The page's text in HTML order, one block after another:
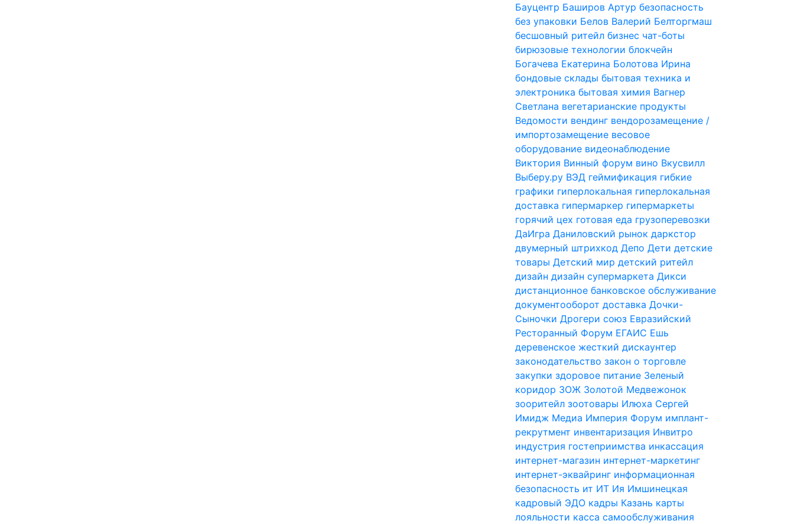
Бауцентр Баширов Артур безопасность
без упаковки Белов Валерий Белторгмаш
бесшовный ритейл бизнес чат-боты
бирюзовые технологии блокчейн
Богачева Екатерина Болотова Ирина
бондовые склады бытовая техника и
электроника бытовая химия Вагнер
Светлана вегетарианские продукты
Ведомости вендинг вендорозамещение /
импортозамещение весовое
оборудование видеонаблюдение
Виктория Винный форум вино Вкусвилл
Выберу.ру ВЭД геймификация гибкие
графики гиперлокальная гиперлокальная
доставка гипермаркер гипермаркеты
горячий цех готовая еда грузоперевозки
ДаИгра Даниловский рынок даркстор
двумерный штрихкод Депо Дети детские
товары Детский мир детский ритейл
дизайн дизайн супермаркета Дикси
дистанционное банковское обслуживание
документооборот доставка Дочки-
Сыночки Дрогери союз Евразийский
Ресторанный Форум ЕГАИС Ешь
деревенское жесткий дискаунтер
законодательство закон о торговле
закупки здоровое питание Зеленый
коридор ЗОЖ Золотой Медвежонок
зооритейл зоотовары Илюха Сергей
Имидж Медиа Империя Форум имплант-
рекрутмент инвентаризация Инвитро
индустрия гостеприимства инкассация
интернет-магазин интернет-маркетинг
интернет-эквайринг информационная
безопасность ит ИТ Ия Имшинецкая
кадровый ЭДО кадры Казань карты
лояльности касса самообслуживания